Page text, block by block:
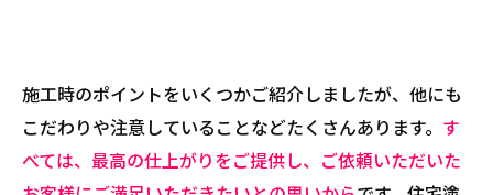
施工時のポイントをいくつかご紹介しましたが、他にも
こだわりや注意していることなどたくさんあります。 す
べては、最高の仕上がりをご提供し、ご依頼いただいた